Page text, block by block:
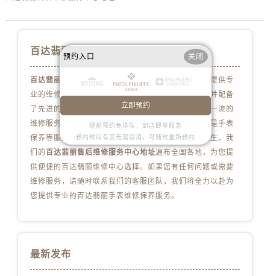
内蒙古自治区锡林郭勒盟市锡林浩特市光明街与额尔敦路交叉口百达翡丽售后服务中心（需提前预约）
山西省太原市迎泽区迎泽街道解放路15号亨得利名表维修授权店3楼百达翡丽售后服务中心（需提前预约）
百达翡丽维修保养服务中心
百达翡丽售后服务地址
拥有专业团队，致力于为客户提供专
业的维修和保养服务。我们的技师拥有丰富的经验，并配备
了先进的维修设备，以确保为您的百达翡丽手表提供一流的
维修服务，无论是手表维修、配件更换、故障诊断还是手表
保养等服务，我们都会用心对待，让您的手表焕发新生。我
们的百达翡丽售后维修服务中心地址遍布全国各地，为您提
供便捷的百达翡丽维修中心选择。如果您有任何问题或需要
维修服务，请随时联系我们的客服团队，我们将全力以赴为
您提供专业的百达翡丽手表维修保养服务。
最新发布
预约入口 关闭
立即预约
提前预约免排队，到店即享服务
预约时间有变无需取消，可随时重新预约